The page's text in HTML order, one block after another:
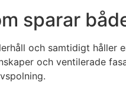
sparar
och samtidigt
och ventilerade